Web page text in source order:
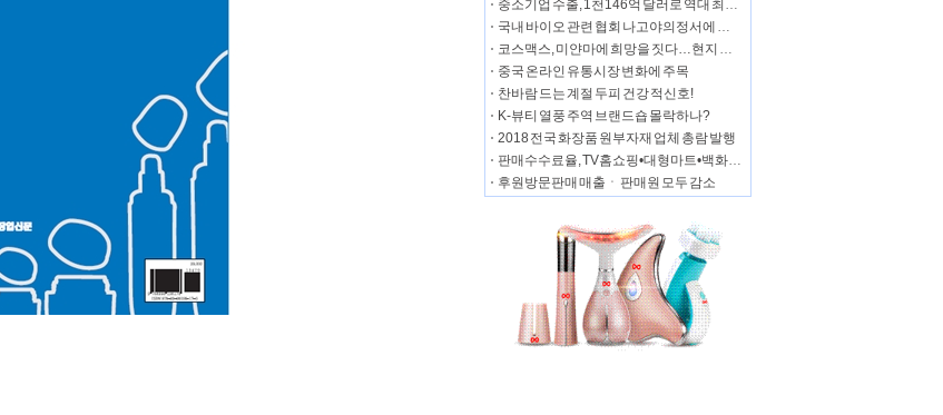
중소기업 수출, 1천146억 달러로 역대 최대 기록 달성
국내 바이오 관련 협회 나고야의정서에 공동 대응
코스맥스, 미얀마에 희망을 짓다…현지 초등학교 건립
중국 온라인 유통시장 변화에 주목
찬바람 드는 계절 두피 건강 적신호!
K-뷰티 열풍 주역 브랜드숍 몰락하나?
2018 전국 화장품 원부자재 업체 총람 발행
판매수수료율, TV홈쇼핑•대형마트•백화점•온라인몰 순으로 높아
후원방문판매 매출ㆍ 판매원 모두 감소